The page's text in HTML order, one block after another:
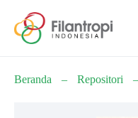
Beranda – Repositori –